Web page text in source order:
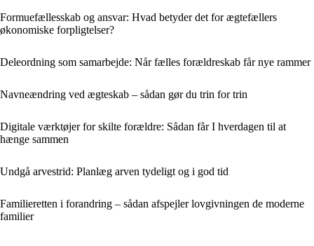
Formuefællesskab og ansvar: Hvad betyder det for ægtefællers
økonomiske forpligtelser?
Deleordning som samarbejde: Når fælles forældreskab får nye rammer
Navneændring ved ægteskab – sådan gør du trin for trin
Digitale værktøjer for skilte forældre: Sådan får I hverdagen til at
hænge sammen
Undgå arvestrid: Planlæg arven tydeligt og i god tid
Familieretten i forandring – sådan afspejler lovgivningen de moderne
familier